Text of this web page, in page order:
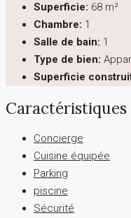
Superficie: 68 m²
Chambre: 1
Salle de bain: 1
Type de bien:
Superficie
Caractéristiques
Concierge
Cuisine équipée
Parking
piscine
Sécurité